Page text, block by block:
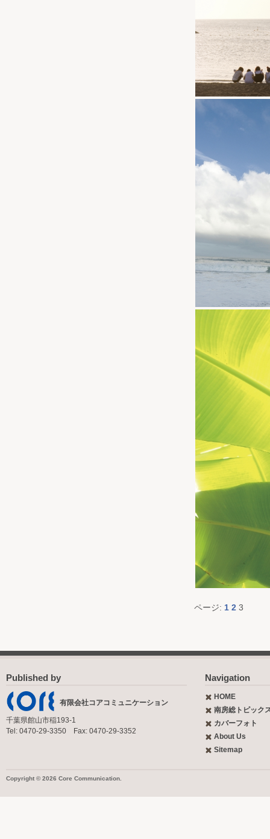
ページ: 1 2 3
Published by
有限会社コアコミュニケーション
千葉県館山市稲193-1
Tel: 0470-29-3350 Fax: 0470-29-3352
Navigation
HOME
南房総トピック
カバーフォト
About Us
Sitemap
Copyright © 2026 Core Communication.